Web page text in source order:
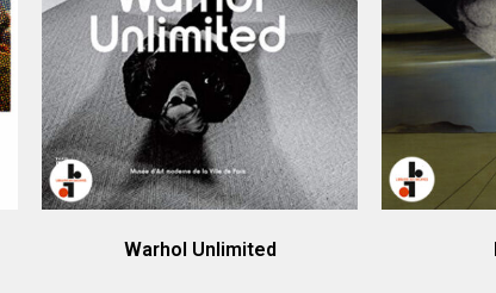
Warhol Unlimited